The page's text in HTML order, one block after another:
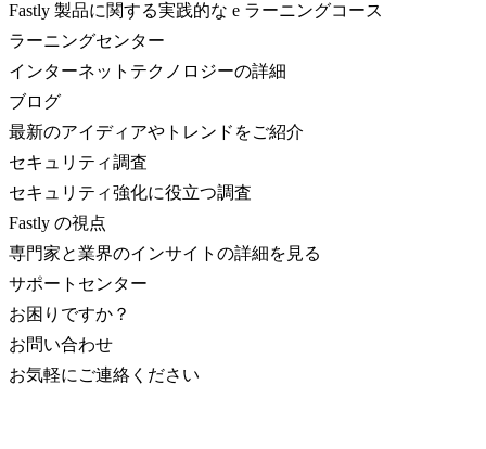
Fastly 製品に関する実践的な e ラーニングコース
ラーニングセンター
インターネットテクノロジーの詳細
ブログ
最新のアイディアやトレンドをご紹介
セキュリティ調査
セキュリティ強化に役立つ調査
Fastly の視点
専門家と業界のインサイトの詳細を見る
サポートセンター
お困りですか？
お問い合わせ
お気軽にご連絡ください